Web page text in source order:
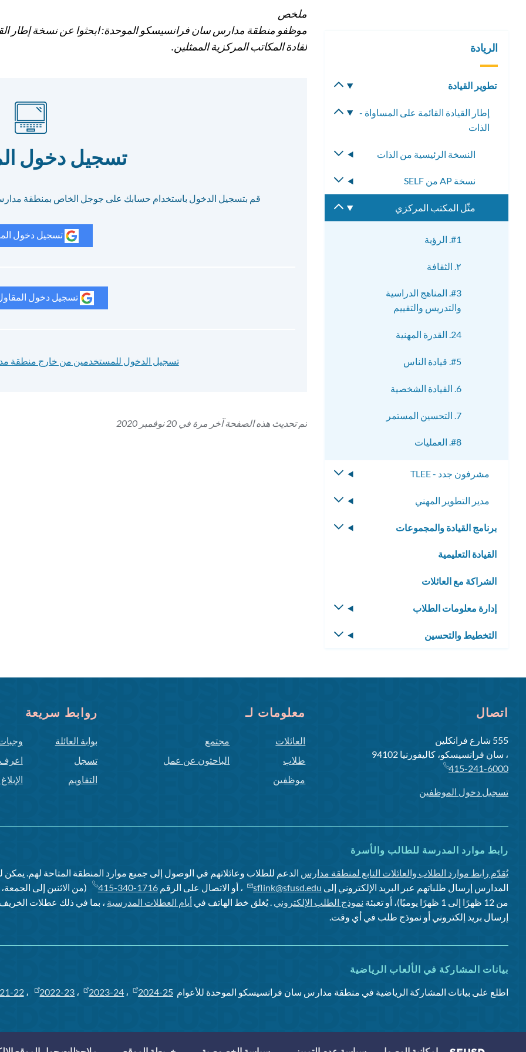
ملخص
موظفو منطقة مدارس سان فرانسيسكو الموحدة: ابحثوا عن نسخة إطار
لقادة المكاتب المركزية الممثلين.
تسجيل دخول
قم بتسجيل الدخول باستخدام حسابك على جوجل الخاص بمنطقة
تسجيل دخول
تسجيل دخول
تسجيل الدخول للمستخدمين من خارج منطقة
تم تحديث هذه الصفحة آخر مرة في 20 نوفمبر 2020
الريادة
تطوير القيادة
إطار القيادة القائمة على المساواة -
الذات
النسخة الرئيسية من الذات
نسخة AP من SELF
القائمة
مثّل المكتب المركزي
القائمة
#1. الرؤية
٢. الثقافة
#3. المناهج الدراسية
والتدريس والتقييم
24. القدرة المهنية
#5. قيادة الناس
6. القيادة الشخصية
7. التحسين المستمر
#8. العمليات
مشرفون جدد - TLEE
مدير التطوير المهني
برنامج القيادة والمجموعات
القيادة التعليمية
الشراكة مع العائلات
إدارة معلومات الطلاب
التخطيط والتحسين
اتصال
555 شارع فرانكلين
، سان فرانسيسكو، كاليفورنيا 94102
415-241-6000
تسجيل دخول الموظفين
معلومات لـ
العائلات
طلاب
موظفين
مجتمع
الباحثون عن عمل
روابط سريعة
بوابة العائلة
تسجل
التقاويم
رابط موارد المدرسة للطالب والأسرة
يُقدّم رابط موارد الطلاب والعائلات التابع لمنطقة مدارس الدعم للطلاب وعائلاتهم في الوصول إلى جميع موارد المنطقة المتاحة لهم.
المدارس إرسال طلباتهم عبر البريد الإلكتروني إلى sflink@sfusd.edu ، أو الاتصال على الرقم415-340-1716
من 12 ظهرًا إلى 1 ظهرًا يوميًا)، أو تعبئة
نموذج الطلب الإلكتروني . يُغلق خط الهاتف في أيام العطلات المدرسية ، بما في ذلك عطلات الخريف
إرسال بريد إلكتروني أو نموذج طلب في أي وقت.
بيانات المشاركة في الألعاب الرياضية
اطلع على بيانات المشاركة الرياضية في منطقة مدارس سان فرانسيسكو الموحدة للأعوام 2024-25 ، 2023-24 ، 2022-23 ،22